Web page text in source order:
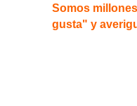
Somos
gusta" y